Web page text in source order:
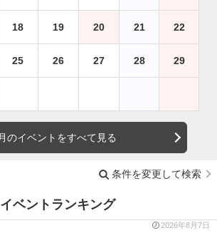
18 19 20 21 22
25 26 27 28 29
のイベントをすべて見る
条件を変更して検索
イベントランキング
2026年8月7日